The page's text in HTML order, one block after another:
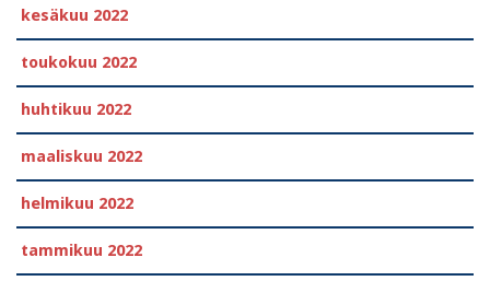
kesäkuu 2022
toukokuu 2022
huhtikuu 2022
maaliskuu 2022
helmikuu 2022
tammikuu 2022